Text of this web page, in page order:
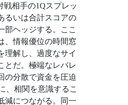
戦相手の1Qスプレッ
るいは合計スコアの
部ヘッジする。ここ
、情報優位の時間窓
理解し、過度なサイ
とだ。極端なレバレ
の分散で資金を圧迫
、相関を意識するこ
減につながる。同一